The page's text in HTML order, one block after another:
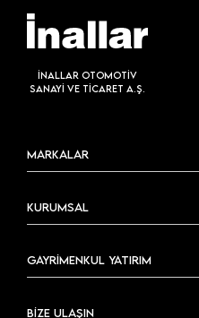
İNALLAR OTOMOTİV
SANAYİ VE TİCARET A.Ş.
MARKALAR
KURUMSAL
GAYRİMENKUL YATIRIM
BİZE ULAŞIN